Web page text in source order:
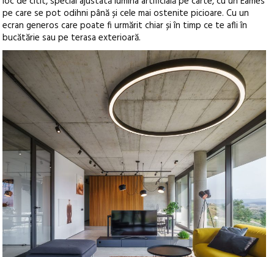
pe care se pot odihni până și cele mai ostenite picioare. Cu un
ecran generos care poate fi urmărit chiar și în timp ce te afli în
bucătărie sau pe terasa exterioară.